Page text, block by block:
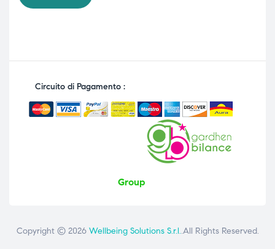
Circuito di Pagamento :
Group
Copyright © 2026 Wellbeing Solutions S.r.l..All Rights Reserved.